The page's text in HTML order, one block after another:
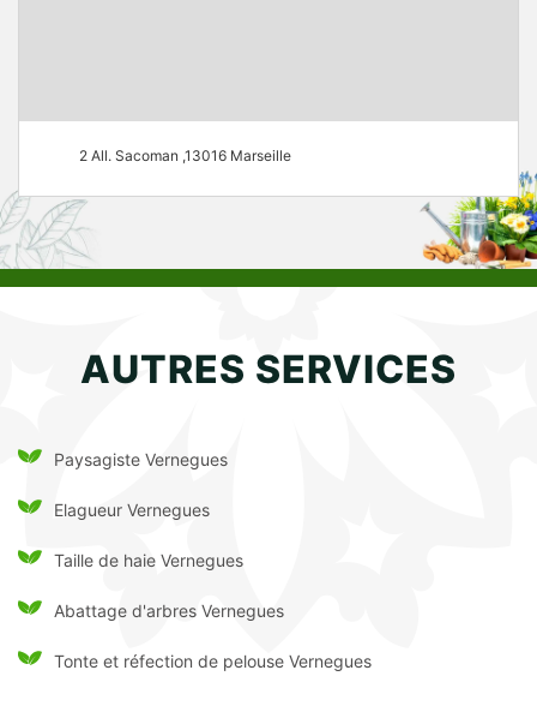
2 All. Sacoman ,13016 Marseille
AUTRES SERVICES
Paysagiste Vernegues
Elagueur Vernegues
Taille de haie Vernegues
Abattage d'arbres Vernegues
Tonte et réfection de pelouse Vernegues